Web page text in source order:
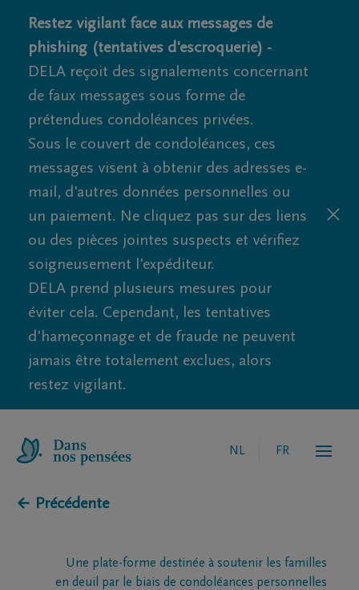
Restez vigilant face aux messages de
phishing (tentatives d'escroquerie) -
DELA reçoit des signalements concernant
de faux messages sous forme de
prétendues condoléances privées.
Sous le couvert de condoléances, ces
messages visent à obtenir des adresses e-
mail, d'autres données personnelles ou
un paiement. Ne cliquez pas sur des liens
ou des pièces jointes suspects et vérifiez
soigneusement l'expéditeur.
DELA prend plusieurs mesures pour
éviter cela. Cependant, les tentatives
d'hameçonnage et de fraude ne peuvent
jamais être totalement exclues, alors
restez vigilant.
NL FR
← Précédente
Une plate-forme destinée à soutenir les familles
en deuil par le biais de condoléances personnelles